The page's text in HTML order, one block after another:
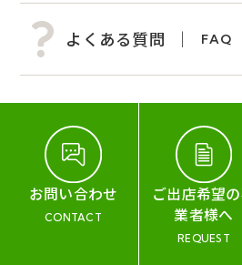
よくある質問 FAQ
お問い合わせ
CONTACT
ご出店希望
業者様へ
REQUEST